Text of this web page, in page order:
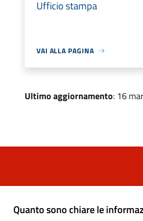
Ufficio stampa
VAI ALLA PAGINA
Ultimo aggiornamento: 16
Quanto sono chiare le